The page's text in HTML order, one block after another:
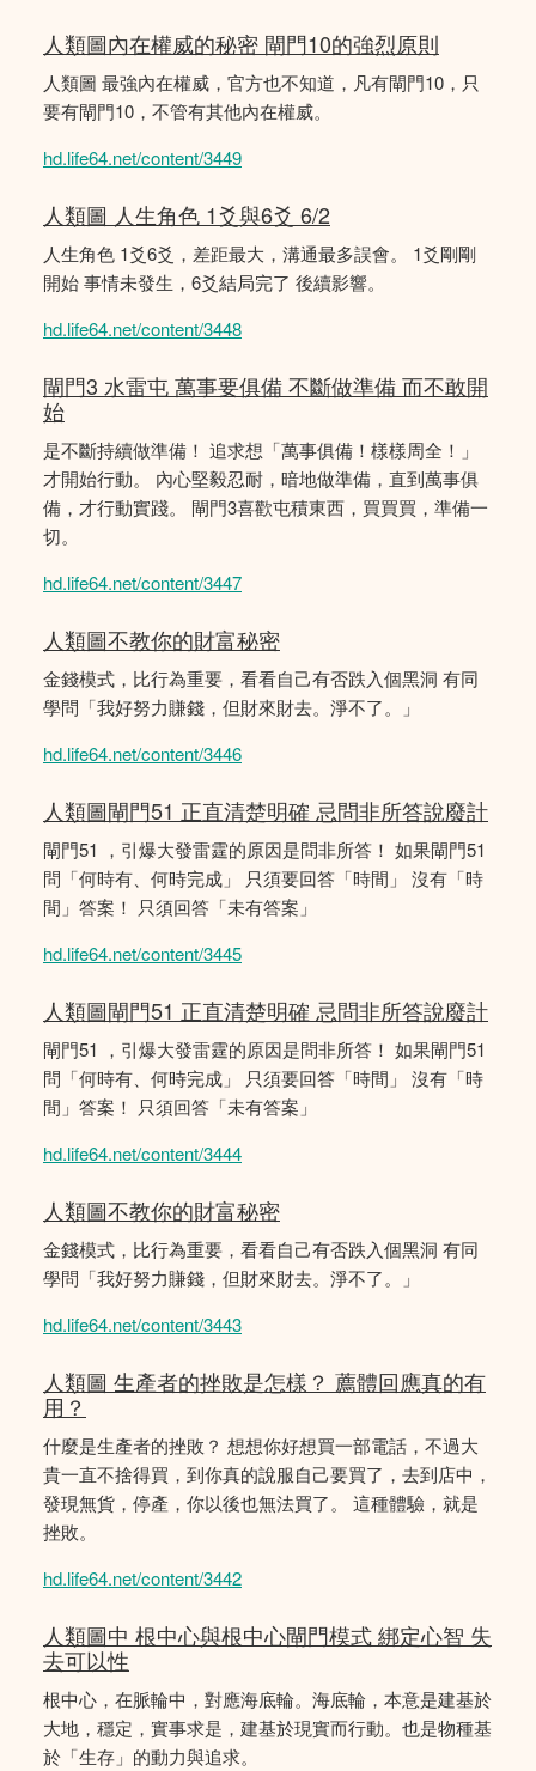
人類圖內在權威的秘密 閘門10的強烈原則
人類圖 最強內在權威，官方也不知道，凡有閘門10，只
要有閘門10，不管有其他內在權威。
hd.life64.net/content/3449
人類圖 人生角色 1爻與6爻 6/2
人生角色 1爻6爻，差距最大，溝通最多誤會。 1爻剛剛
開始 事情未發生，6爻結局完了 後續影響。
hd.life64.net/content/3448
閘門3 水雷屯 萬事要俱備 不斷做準備 而不敢開
始
是不斷持續做準備！ 追求想「萬事俱備！樣樣周全！」
才開始行動。 內心堅毅忍耐，暗地做準備，直到萬事俱
備，才行動實踐。 閘門3喜歡屯積東西，買買買，準備一
切。
hd.life64.net/content/3447
人類圖不教你的財富秘密
金錢模式，比行為重要，看看自己有否跌入個黑洞 有同
學問「我好努力賺錢，但財來財去。淨不了。」
hd.life64.net/content/3446
人類圖閘門51 正直清楚明確 忌問非所答說廢計
閘門51 ，引爆大發雷霆的原因是問非所答！ 如果閘門51
問「何時有、何時完成」 只須要回答「時間」 沒有「時
間」答案！ 只須回答「未有答案」
hd.life64.net/content/3445
人類圖閘門51 正直清楚明確 忌問非所答說廢計
閘門51 ，引爆大發雷霆的原因是問非所答！ 如果閘門51
問「何時有、何時完成」 只須要回答「時間」 沒有「時
間」答案！ 只須回答「未有答案」
hd.life64.net/content/3444
人類圖不教你的財富秘密
金錢模式，比行為重要，看看自己有否跌入個黑洞 有同
學問「我好努力賺錢，但財來財去。淨不了。」
hd.life64.net/content/3443
人類圖 生產者的挫敗是怎樣？ 薦體回應真的有
用？
什麼是生產者的挫敗？ 想想你好想買一部電話，不過大
貴一直不捨得買，到你真的說服自己要買了，去到店中，
發現無貨，停產，你以後也無法買了。 這種體驗，就是
挫敗。
hd.life64.net/content/3442
人類圖中 根中心與根中心閘門模式 綁定心智 失
去可以性
根中心，在脈輪中，對應海底輪。海底輪，本意是建基於
大地，穩定，實事求是，建基於現實而行動。也是物種基
於「生存」的動力與追求。